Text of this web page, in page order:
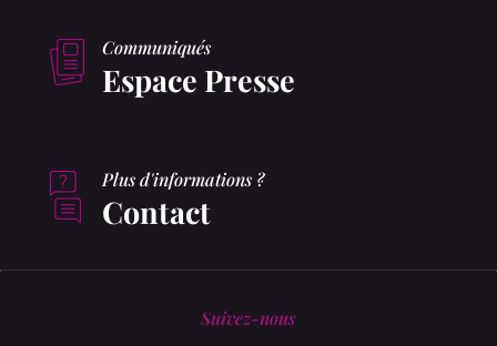
Communiqués
Espace Presse
Plus d'informations ?
Contact
Suivez-nous